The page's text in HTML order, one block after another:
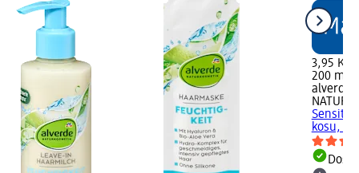
3,95 KM
200 ml
alverde
Sensitiv
kosu,